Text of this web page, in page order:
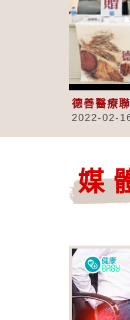
德善醫療
2022-02-
媒